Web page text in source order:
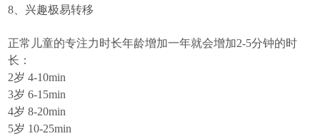
8、兴趣极易转移
正常儿童的专注力时长年龄增加一年就会增加2-5分钟的时
长：
2岁 4-10min
3岁 6-15min
4岁 8-20min
5岁 10-25min